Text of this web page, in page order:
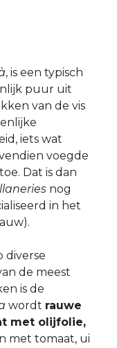
, is een typisch
puur uit
van de vis
iets wat
voegde
Dat is dan
nog
in het
diverse
de meest
is de
wordt rauwe
met olijfolie,
met tomaat, ui